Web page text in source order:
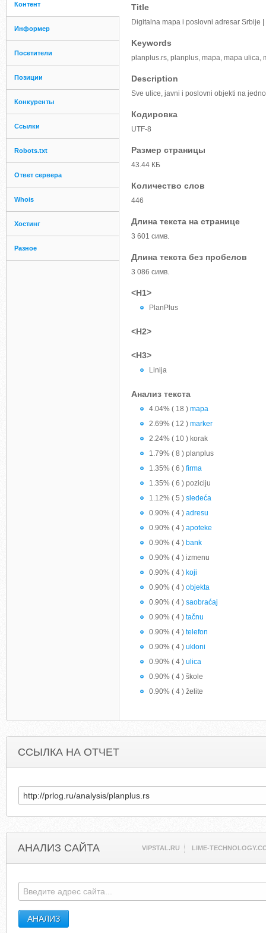
Контент
Информер
Посетители
Позиции
Конкуренты
Ссылки
Robots.txt
Ответ сервера
Whois
Хостинг
Разное
Title
Digitalna mapa i poslovni adresar Srbije
Keywords
planplus.rs, planplus, mapa, mapa ulica,
Description
Sve ulice, javni i poslovni objekti na
Кодировка
UTF-8
Размер страницы
43.44 КБ
Количество слов
446
Длина текста на странице
3 601 симв.
Длина текста без пробелов
3 086 симв.
<H1>
PlanPlus
<H2>
<H3>
Linija
Анализ текста
4.04% ( 18 ) mapa
2.69% ( 12 ) marker
2.24% ( 10 ) korak
1.79% ( 8 ) planplus
1.35% ( 6 ) firma
1.35% ( 6 ) poziciju
1.12% ( 5 ) sledeća
0.90% ( 4 ) adresu
0.90% ( 4 ) apoteke
0.90% ( 4 ) bank
0.90% ( 4 ) izmenu
0.90% ( 4 ) koji
0.90% ( 4 ) objekta
0.90% ( 4 ) saobraćaj
0.90% ( 4 ) tačnu
0.90% ( 4 ) telefon
0.90% ( 4 ) ukloni
0.90% ( 4 ) ulica
0.90% ( 4 ) škole
0.90% ( 4 ) želite
ССЫЛКА НА ОТЧЕТ
АНАЛИЗ САЙТА VIPSTAL.RU LIME-